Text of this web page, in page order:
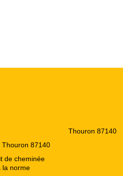
Thouron 87140
de cheminée
la norme
Thouron 87140